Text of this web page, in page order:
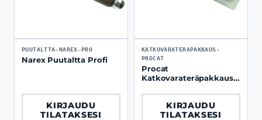
PUUTALTTA-NAREX-PRO
Narex Puutaltta Profi
KIRJAUDU
TILATAKSESI
KATKOVARATERAPAKKAUS-
PROCAT
Procat
Katkovarateräpakkaus 5
KIRJAUDU
TILATAKSESI